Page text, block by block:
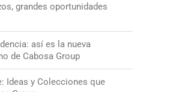
grandes oportunidades
así es la nueva
de Cabosa Group
Ideas y Colecciones que